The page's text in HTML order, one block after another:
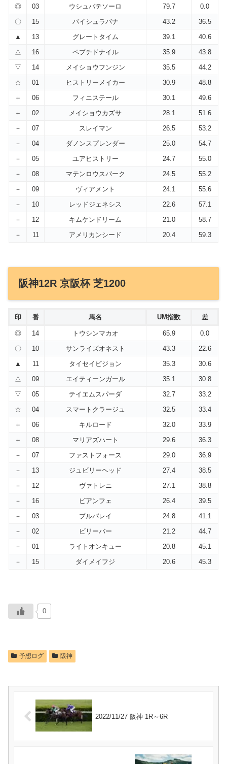
◎ 03 ウシュバテソーロ 79.7
0.0
〇
15 バイシュラバナ 43.2
36.5
▲
13 グレートタイム 39.1
40.6
△
16 ペプチドナイル 35.9
43.8
▽
14 メイショウフンジン 35.5
44.2
☆
01 ヒストリーメイカー 30.9
48.8
＋
06 フィニステール 30.1
49.6
＋
02 メイショウカズサ 28.1
51.6
－
07 スレイマン 26.5
53.2
－
04 ダノンスプレンダー 25.0
54.7
－
05 ユアヒストリー 24.7
55.0
－
08 マテンロウスパーク 24.5
55.2
－
09 ヴィアメント 24.1
55.6
－
10 レッドジェネシス 22.6
57.1
－
12 キムケンドリーム 21.0
58.7
－
11 アメリカンシード 20.4 59.3
阪神12R 京阪杯 芝1200
印 番 馬名 UM指数 差
◎ 14 トウシンマカオ 65.9
0.0
〇
10 サンライズオネスト 43.3
22.6
▲
11 タイセイビジョン 35.3
30.6
△
09 エイティーンガール 35.1
30.8
▽
05 テイエムスパーダ 32.7
33.2
☆
04 スマートクラージュ 32.5
33.4
＋
06 キルロード 32.0
33.9
＋
08 マリアズハート 29.6
36.3
－
07 ファストフォース 29.0
36.9
－
13 ジュビリーヘッド 27.4
38.5
－
12 ヴァトレニ 27.1
38.8
－
16 ビアンフェ 26.4
39.5
－
03 プルパレイ 24.8
41.1
－
02 ビリーバー 21.2
44.7
－
01 ライトオンキュー 20.8
45.1
－
15 ダイメイフジ 20.6 45.3
0
予想ログ 阪神
2022/11/27 阪神 1R～6R